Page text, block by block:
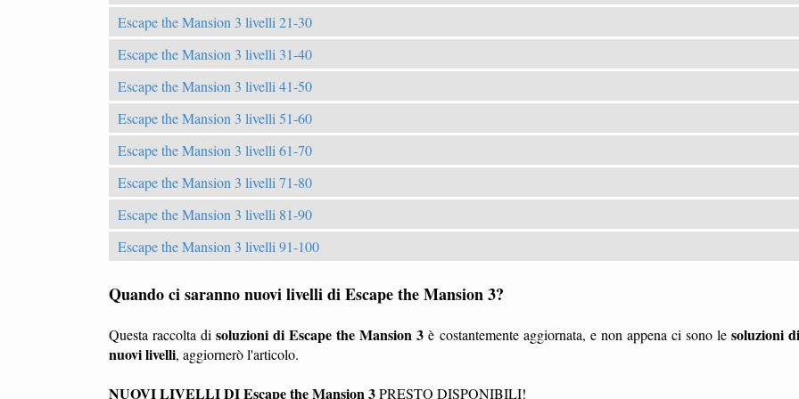
Escape the Mansion 3 livelli 21-30
Escape the Mansion 3 livelli 31-40
Escape the Mansion 3 livelli 41-50
Escape the Mansion 3 livelli 51-60
Escape the Mansion 3 livelli 61-70
Escape the Mansion 3 livelli 71-80
Escape the Mansion 3 livelli 81-90
Escape the Mansion 3 livelli 91-100
Quando ci saranno nuovi livelli di Escape the Mansion 3?
Questa raccolta disoluzioni di Escape the Mansion 3 è costantemente aggiornata, e non appena ci sono le soluzioni
nuovi livelli, aggiornerò l'articolo.
NUOVI LIVELLI DI Escape the Mansion 3PRESTO DISPONIBILI!